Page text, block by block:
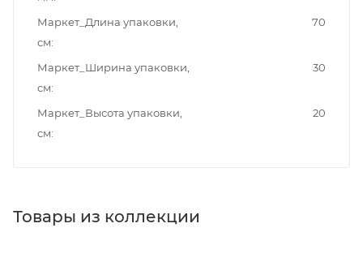
Маркет_Длина упаковки,
см
70
Маркет_Ширина упаковки,
см
30
Маркет_Высота упаковки,
см
20
Товары из коллекции